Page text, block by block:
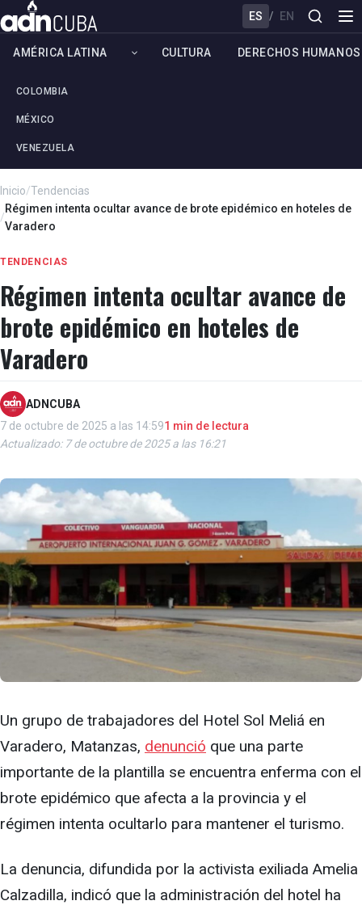
ES / EN
AMÉRICA LATINA
COLOMBIA
MÉXICO
VENEZUELA
CULTURA DERECHOS HUMANOS
Inicio/Tendencias
/
Régimen intenta ocultar avance de brote epidémico en hoteles de
Varadero
TENDENCIAS
Régimen intenta ocultar avance de
brote epidémico en hoteles de
Varadero
ADNCUBA
7 de octubre de 2025 a las 14:591 min de lectura
Actualizado: 7 de octubre de 2025 a las 16:21
Un grupo de trabajadores del Hotel Sol Meliá en
Varadero, Matanzas, denunció que una parte
importante de la plantilla se encuentra enferma con el
brote epidémico que afecta a la provincia y el
régimen intenta ocultarlo para mantener el turismo.
La denuncia, difundida por la activista exiliada Amelia
Calzadilla, indicó que la administración del hotel ha